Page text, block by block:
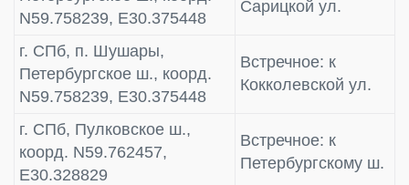
N59.758239, E30.375448
Сарицкой ул.
г. СПб, п. Шушары,
Петербургское ш., коорд.
N59.758239, E30.375448
Встречное: к
Кокколевской ул.
г. СПб, Пулковское ш.,
коорд. N59.762457,
E30.328829
Встречное: к
Петербургскому ш.